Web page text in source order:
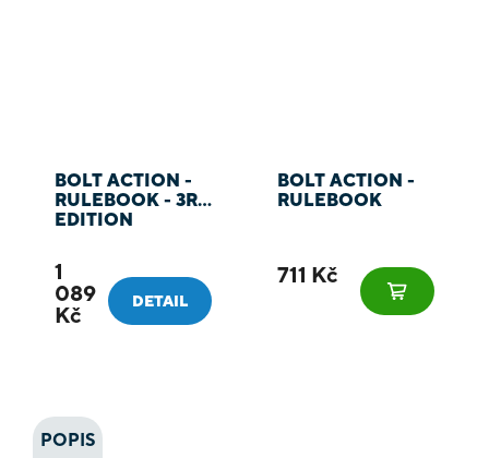
BOLT ACTION -
RULEBOOK - 3RD
EDITION
1
089
Kč
DETAIL
BOLT ACTION -
RULEBOOK
711 Kč
POPIS